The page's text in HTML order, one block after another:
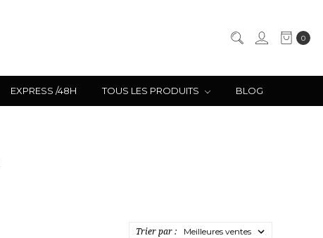
0
EXPRESS /48H TOUS LES PRODUITS BLOG
Trier par :